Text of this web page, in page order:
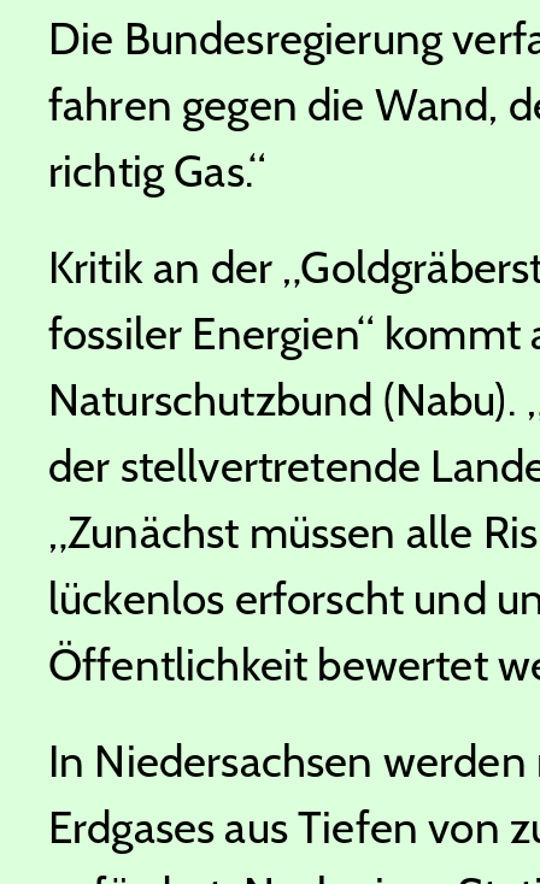
Die Bundesregierung
fahren gegen die Wand,
richtig Gas.“
Kritik an der
fossiler Energien“
Naturschutzbund
der stellvertretende
„Zunächst müssen alle
lückenlos erforscht und
Öffentlichkeit bewertet
In Niedersachsen
Erdgases aus Tiefen